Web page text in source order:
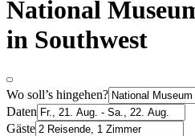
National
in Southwest
Wo soll’s hingehen?
Daten
Gäste